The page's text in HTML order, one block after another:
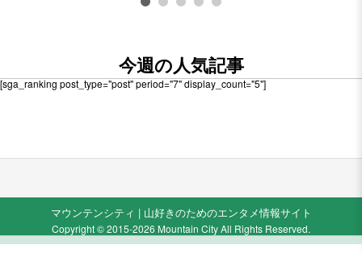
今週の人気記事
[sga_ranking post_type="post" period="7" display_count="5"]
マウンテンシティ | 山好きのためのエンタメ情報サイト
Copyright © 2015-2026 Mountain City All Rights Reserved.